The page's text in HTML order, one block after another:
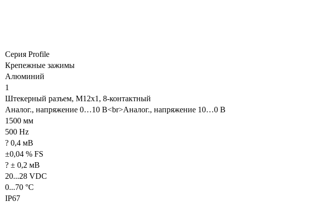
Серия Profile
Крепежные зажимы
Алюминий
1
Штекерный разъем, M12x1, 8-контактный
Аналог., напряжение 0…10 В<br>Аналог., напряжение 10…0 В
1500 мм
500 Hz
? 0,4 мВ
±0,04 % FS
? ± 0,2 мВ
20...28 VDC
0...70 °C
IP67